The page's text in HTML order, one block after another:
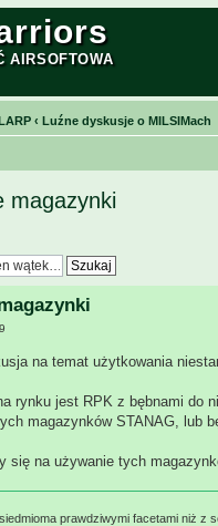
AIRSOFTOWA
‹ Luźne dyskusje o MILSIMach
magazynki
na temat użytkowania
rynku jest RPK z bębnami do
magazynków STANAG, lub
się na używanie tych
prawdziwymi facetami niż z